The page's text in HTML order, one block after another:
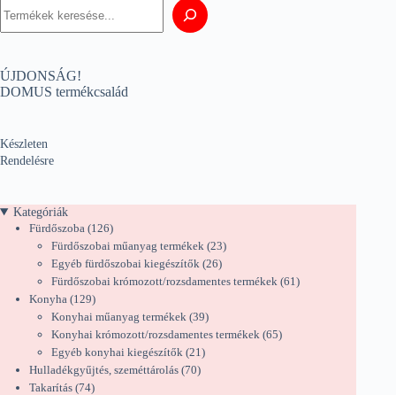
ÚJDONSÁG!
DOMUS termékcsalád
Készleten
Rendelésre
Kategóriák
Fürdőszoba 126126
termék
Fürdőszobai műanyag termékek 2323
termék
Egyéb fürdőszobai kiegészítők 2626
termék
Fürdőszobai krómozott/rozsdamentes termékek 6161
Konyha 129129
termék
Konyhai műanyag termékek 3939
termék
Konyhai krómozott/rozsdamentes termékek 6565
Egyéb konyhai kiegészítők 2121
termék
Hulladékgyűjtés, szeméttárolás 7070
Takarítás 7474